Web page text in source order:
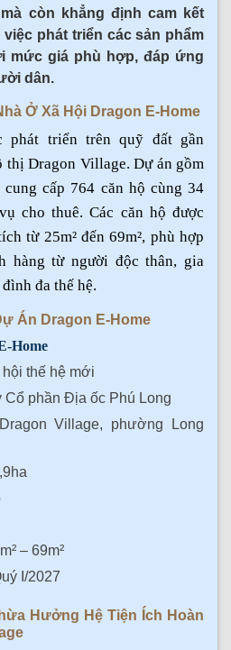
còn khẳng định cam kết
phát triển các sản phẩm
mức giá phù hợp, đáp ứng
dân.
Ở Xã Hội Dragon E-Home
phát triển trên quỹ đất gần
thị Dragon Village. Dự án gồm
cấp 764 căn hộ cùng 34
cho thuê. Các căn hộ được
từ 25m² đến 69m², phù hợp
hàng từ người độc thân, gia
đa thế hệ.
Án Dragon E-Home
Home
thế hệ mới
Cổ phần Địa ốc Phú Long
Village, phường Long
– 69m²
I/2027
Hưởng Hệ Tiện Ích Hoàn